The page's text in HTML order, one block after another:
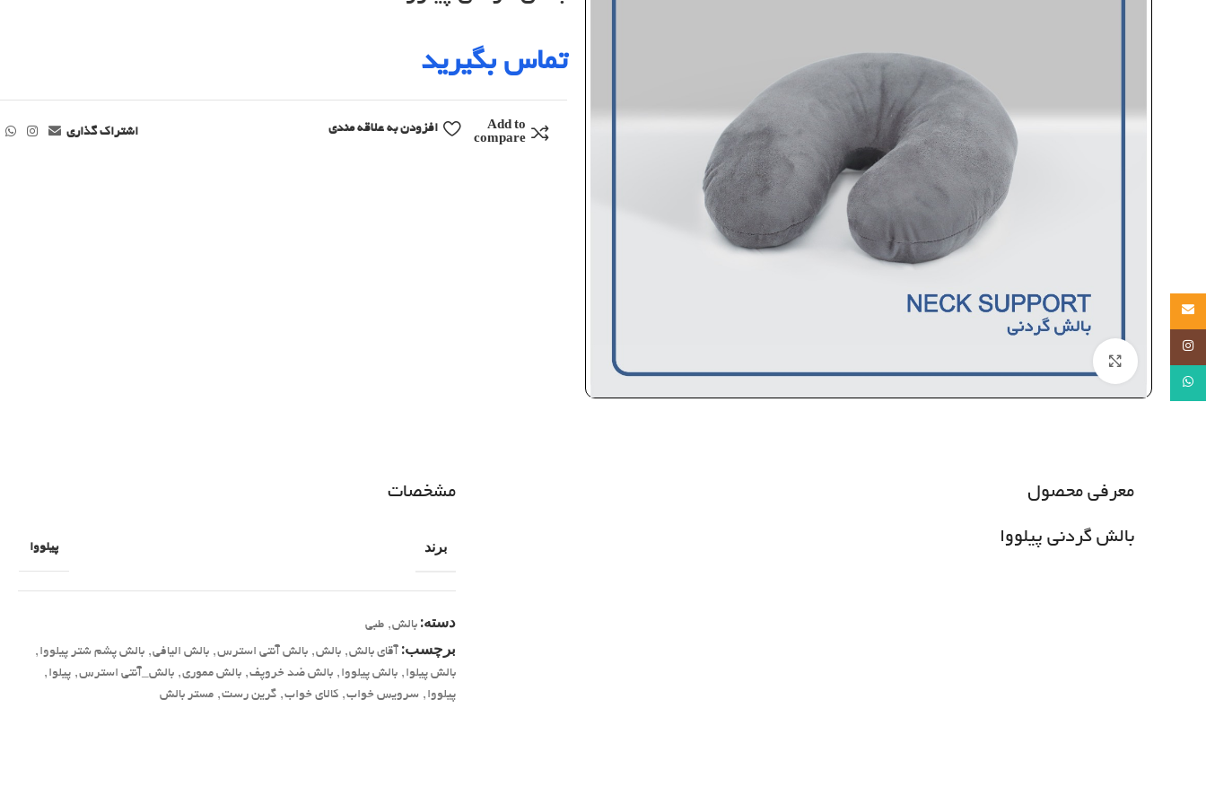
تماس بگیرید
Add to
compare
افزودن به علاقه مندی اشتراک گذاری
معرفی محصول
بالش گردنی پیلووا
مشخصات
برند پیلووا
دسته: بالش, طبی
برچسب: آقای بالش, بالش, بالش آنتی استرس, بالش الیافی, بالش پشم شتر پیلووا ,
بالش پیلوا , بالش پیلووا , بالش ضد خروپف, بالش مموری, بالش_آنتی استرس, پیلوا ,
پیلووا , سرویس خواب, کالای خواب, گرین رست, مستر بالش
Instagram
WhatsApp